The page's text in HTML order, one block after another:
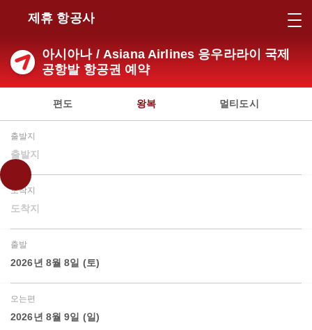
제휴 항공사
아시아나 / Asiana Airlines 응우라라이 국제
공항발 항공권 예약
편도 왕복 멀티도시
출발지
출발지
도착지
도착지
출발
2026년 8월 8일 (토)
오는편
2026년 8월 9일 (일)